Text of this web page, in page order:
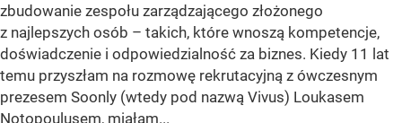
zbudowanie zespołu zarządzającego złożonego
z najlepszych osób – takich, które wnoszą kompetencje,
doświadczenie i odpowiedzialność za biznes. Kiedy 11 lat
temu przyszłam na rozmowę rekrutacyjną z ówczesnym
prezesem Soonly (wtedy pod nazwą Vivus) Loukasem
Notopoulusem, miałam...